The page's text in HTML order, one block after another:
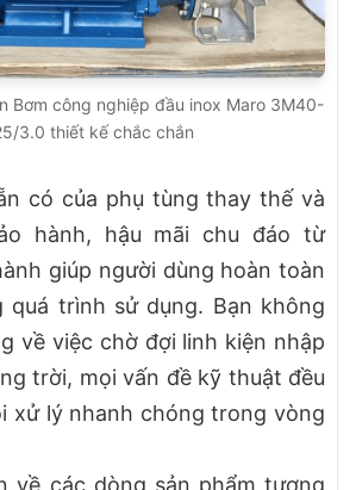
Bơm công nghiệp đầu inox Maro 3M40-
3.0 thiết kế chắc chắn
có của phụ tùng thay thế và
hành, hậu mãi chu đáo từ
giúp người dùng hoàn toàn
quá trình sử dụng. Bạn không
về việc chờ đợi linh kiện nhập
trời, mọi vấn đề kỹ thuật đều
xử lý nhanh chóng trong vòng
về các dòng sản phẩm tương